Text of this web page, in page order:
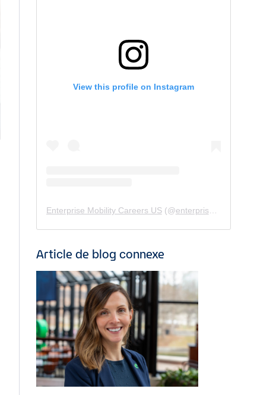
View this profile on Instagram
Enterprise Mobility Careers US(@enterprisemobility.careers.us
Article de blog connexe